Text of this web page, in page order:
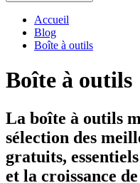
Accueil
Blog
Boîte à outils
Boîte à outils
La boîte à outils
sélection des
gratuits,
et la croissance